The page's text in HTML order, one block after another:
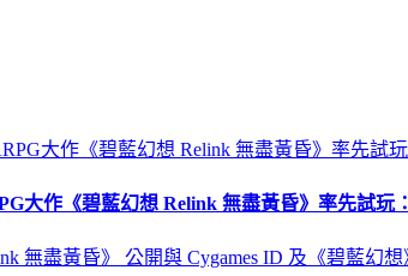
大作《碧藍幻想 Relink 無盡黃昏》率先試玩